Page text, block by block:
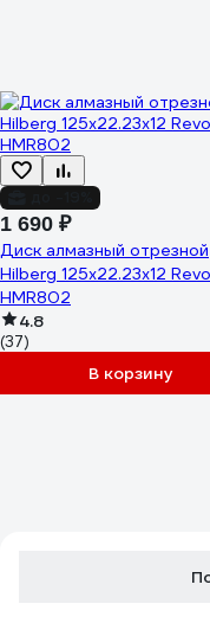
1 690 ₽
Диск алмазный отрезной
Hilberg 125x22.23x12
HMR802
4.8
(37)
В корзину